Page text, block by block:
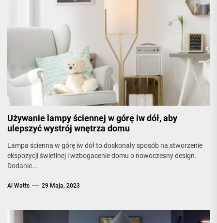
Używanie lampy ściennej w górę iw dół, aby
ulepszyć wystrój wnętrza domu
Lampa ścienna w górę iw dół to doskonały sposób na stworzenie
ekspozycji świetlnej i wzbogacenie domu o nowoczesny design.
Dodanie...
Al Watts 29 Maja, 2023